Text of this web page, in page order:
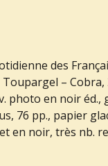
des
Toupargel – Cobra,
photo en noir éd.,
76 pp., papier
en noir, très nb.